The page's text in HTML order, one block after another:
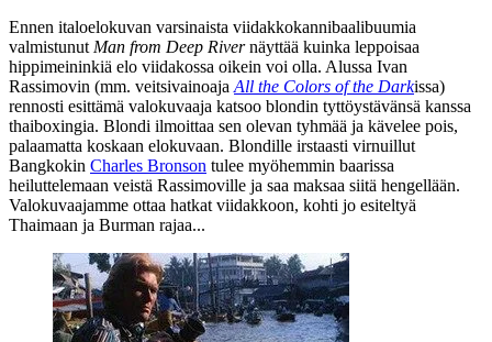
Ennen italoelokuvan varsinaista viidakkokannibaalibuumia
valmistunut Man from Deep Rivernäyttää kuinka leppoisaa
hippimeininkiä elo viidakossa oikein voi olla. Alussa Ivan
Rassimovin (mm. veitsivainoaja All the Colors of the Darkissa)
rennosti esittämä valokuvaaja katsoo blondin tyttöystävänsä kanssa
thaiboxingia. Blondi ilmoittaa sen olevan tyhmää ja kävelee pois,
palaamatta koskaan elokuvaan. Blondille irstaasti virnuillut
Bangkokin Charles Bronson tulee myöhemmin baarissa
heiluttelemaan veistä Rassimoville ja saa maksaa siitä hengellään.
Valokuvaajamme ottaa hatkat viidakkoon, kohti jo esiteltyä
Thaimaan ja Burman rajaa...